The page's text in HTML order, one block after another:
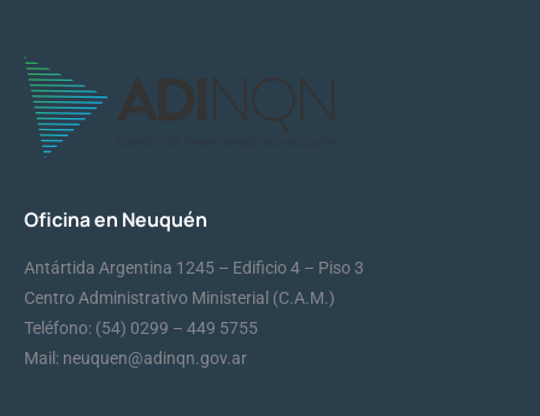
Oficina en Neuquén
Antártida Argentina 1245 – Edificio 4 – Piso 3
Centro Administrativo Ministerial (C.A.M.)
Teléfono: (54) 0299 – 449 5755
Mail: neuquen@adinqn.gov.ar